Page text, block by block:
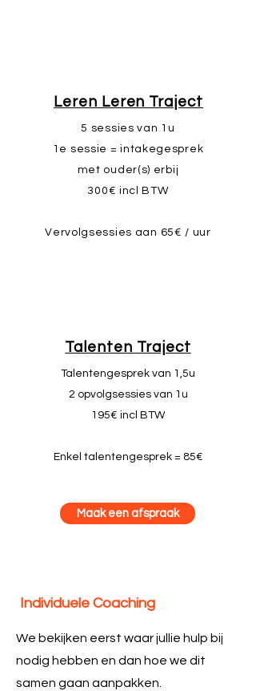
Leren Leren Traject
5 sessies van 1u
1e sessie = intakegesprek
met ouder(s) erbij
300€ incl BTW
Vervolgsessies aan 65€ / uur
Talenten Traject
Talentengesprek van 1,5u
2 opvolgsessies van 1u
195€ incl BTW
Enkel talentengesprek = 85€
Maak een afspraak
Individuele Coaching
We bekijken eerst waar jullie hulp bij
nodig hebben en dan hoe we dit
samen gaan aanpakken.